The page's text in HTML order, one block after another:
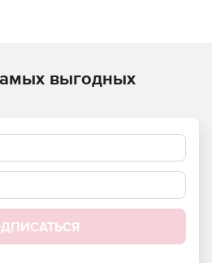
nanoCAD
выгодных